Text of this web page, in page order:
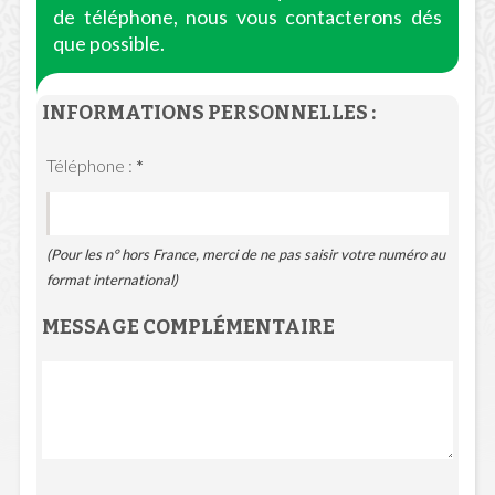
de téléphone, nous vous contacterons dés
que possible.
INFORMATIONS PERSONNELLES :
Téléphone : *
(Pour les n° hors France, merci de ne pas saisir votre numéro au
format international)
MESSAGE COMPLÉMENTAIRE